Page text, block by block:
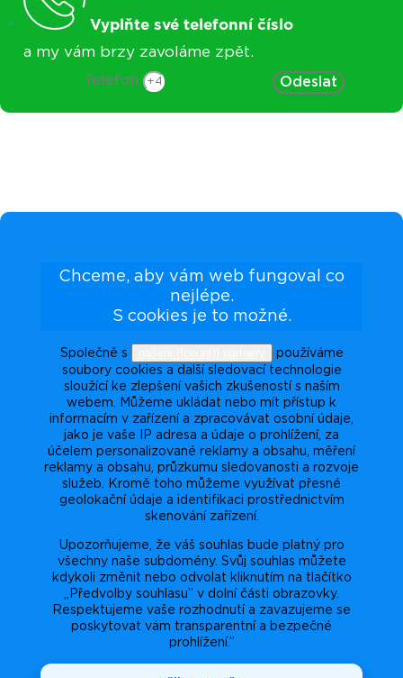
Vyplňte své telefonní číslo
a my vám brzy zavoláme zpět.
Telefon Odeslat
Chceme, aby vám web fungoval co
nejlépe.
S cookies je to možné.
Společně s
používáme
soubory cookies a další sledovací technologie
sloužící ke zlepšení vašich zkušeností s naším
webem. Můžeme ukládat nebo mít přístup k
informacím v zařízení a zpracovávat osobní údaje,
jako je vaše IP adresa a údaje o prohlížení, za
účelem personalizované reklamy a obsahu, měření
reklamy a obsahu, průzkumu sledovanosti a rozvoje
služeb. Kromě toho můžeme využívat přesné
geolokační údaje a identifikaci prostřednictvím
skenování zařízení.
Upozorňujeme, že váš souhlas bude platný pro
všechny naše subdomény. Svůj souhlas můžete
kdykoli změnit nebo odvolat kliknutím na tlačítko
„Předvolby souhlasu” v dolní části obrazovky.
Respektujeme vaše rozhodnutí a zavazujeme se
poskytovat vám transparentní a bezpečné
prohlížení.”